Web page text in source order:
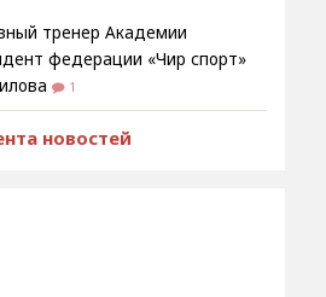
тренер Академии
федерации «Чир спорт»
1
новостей